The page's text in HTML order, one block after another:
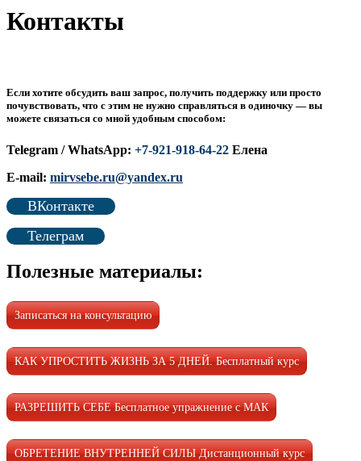
Контакты
Если хотите обсудить ваш запрос, получить поддержку или просто
почувствовать, что с этим не нужно справляться в одиночку — вы
можете связаться со мной удобным способом:
Telegram / WhatsApp: +7-921-918-64-22 Елена
E-mail: mirvsebe.ru@yandex.ru
ВКонтакте
Телеграм
Полезные материалы:
Записаться на консультацию
КАК УПРОСТИТЬ ЖИЗНЬ ЗА 5 ДНЕЙ. Бесплатный курс
РАЗРЕШИТЬ СЕБЕ Бесплатное упражнение с МАК
ОБРЕТЕНИЕ ВНУТРЕННЕЙ СИЛЫ Дистанционный курс